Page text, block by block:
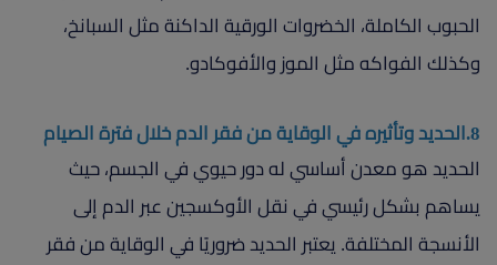
الحبوب الكاملة، الخضروات الورقية الداكنة مثل السبانخ،
وكذلك الفواكه مثل الموز والأفوكادو.
8.الحديد وتأثيره في الوقاية من فقر الدم خلال فترة الصيام
الحديد هو معدن أساسي له دور حيوي في الجسم، حيث
يساهم بشكل رئيسي في نقل الأوكسجين عبر الدم إلى
الأنسجة المختلفة. يعتبر الحديد ضروريًا في الوقاية من فقر